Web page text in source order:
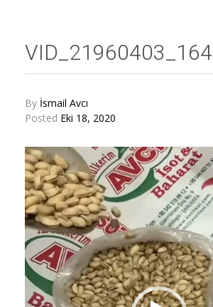
By İsmail Avcı
Posted Eki 18, 2020
Video
oynatıcı